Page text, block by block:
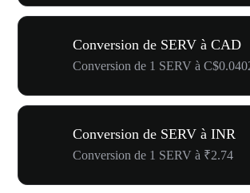
Conversion de SERV à CAD
Conversion de 1 SERV à
Conversion de SERV à INR
Conversion de 1 SERV à ₹2.74